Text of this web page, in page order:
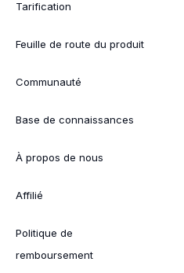
Tarification
Feuille de route du produit
Communauté
Base de connaissances
À propos de nous
Affilié
Politique de
remboursement